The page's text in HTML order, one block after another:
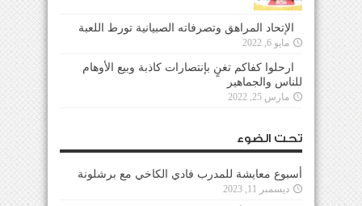
الإتحاد المراهق وتصرفاته الصبيانية تورط اللعبة
مايو 6, 2022
ارحلوا كفاكم تغنٍ بإنتصارات كاذبة وبيع الأوهام
للناس والجماهير
مارس 25, 2022
تحت الضوء
أسبوع معايشة للمدرب فادي الكاخي مع برشلونة
ديسمبر 11, 2023